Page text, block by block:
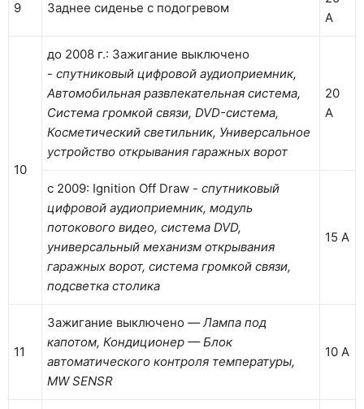
9 Заднее сиденье с подогревом
А
10
до 2008 г.: Зажигание выключено
- спутниковый цифровой аудиоприемник,
Автомобильная развлекательная система,
Система громкой связи, DVD-система,
Косметический светильник, Универсальное
устройство открывания гаражных ворот
20
А
с 2009: Ignition Off Draw - спутниковый
цифровой аудиоприемник, модуль
потокового видео, система DVD,
универсальный механизм открывания
гаражных ворот, система громкой связи,
подсветка столика
15 А
11
Зажигание выключено —Лампа под
капотом, Кондиционер — Блок
автоматического контроля температуры,
MW SENSR
10 А